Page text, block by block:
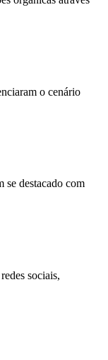
o cenário
se destacado com
sociais,